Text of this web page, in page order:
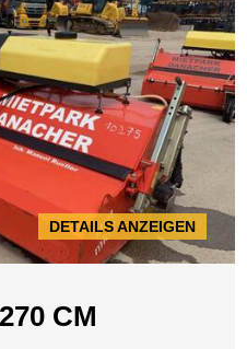
DETAILS ANZEIGEN
CM